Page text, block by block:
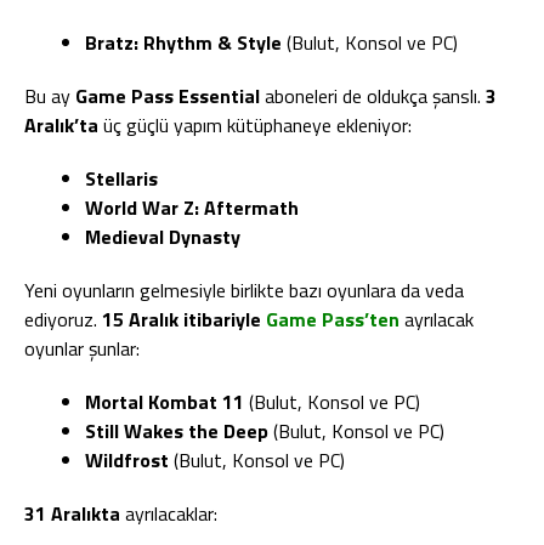
Bratz: Rhythm & Style (Bulut, Konsol ve PC)
Bu ay Game Pass Essentialaboneleri de oldukça şanslı. 3
Aralık’ta üç güçlü yapım kütüphaneye ekleniyor:
Stellaris
World War Z: Aftermath
Medieval Dynasty
Yeni oyunların gelmesiyle birlikte bazı oyunlara da veda
ediyoruz. 15 Aralık itibariyle Game Pass’ten ayrılacak
oyunlar şunlar:
Mortal Kombat 11 (Bulut, Konsol ve PC)
Still Wakes the Deep(Bulut, Konsol ve PC)
Wildfrost (Bulut, Konsol ve PC)
31 Aralıkta ayrılacaklar: